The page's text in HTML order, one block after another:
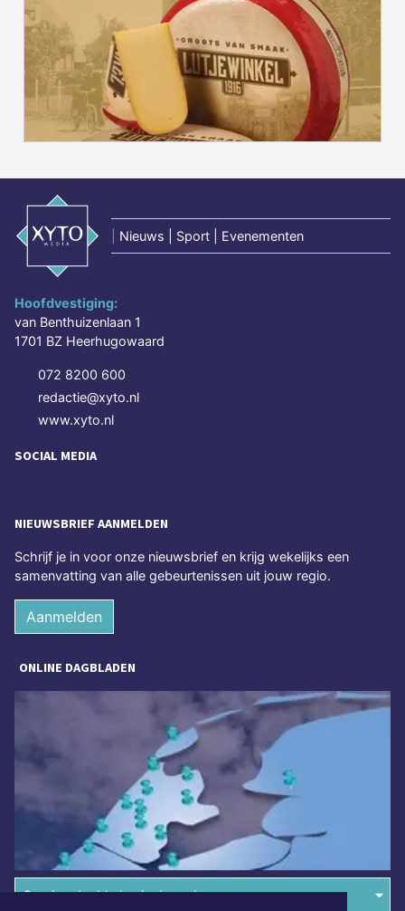
Nieuws | Sport | Evenementen
Hoofdvestiging:
van Benthuizenlaan 1
1701 BZ Heerhugowaard
072 8200 600
redactie@xyto.nl
www.xyto.nl
SOCIAL MEDIA
NIEUWSBRIEF AANMELDEN
Schrijf je in voor onze nieuwsbrief en krijg wekelijks een
samenvatting van alle gebeurtenissen uit jouw regio.
Aanmelden
ONLINE DAGBLADEN
Overige dagbladen in de regio